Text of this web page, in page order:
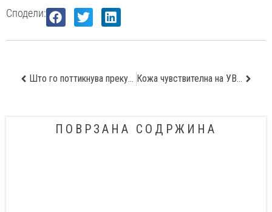
Сподели:
Што го поттикнува прекумерното потење Кожа чувствителна на УВ зраци
ПОВРЗАНА СОДРЖИНА